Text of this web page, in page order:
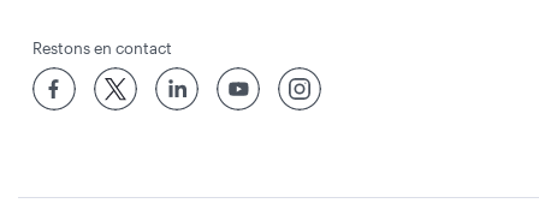
Restons en contact